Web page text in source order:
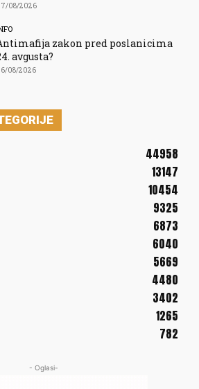
08/2026
zakon pred poslanicima
avgusta?
08/2026
44958
13147
10454
9325
6873
6040
5669
4480
3402
1265
782
- Oglasi-